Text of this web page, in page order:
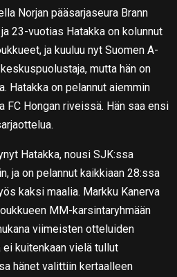
Norjan pääsarjaseura Brann
23-vuotias Hatakka on kolunnut
ja kuuluu nyt Suomen A-
mutta hän on
Hatakka on pelannut aiemmin
FC Hongan riveissä. Hän saa ensi
Hatakka, nousi SJK:ssa
ja on pelannut kaikkiaan 28:ssa
kaksi maalia. Markku Kanerva
MM-karsintaryhmään
viimeisten otteluiden
kuitenkaan vielä tullut
hänet valittiin kertaalleen